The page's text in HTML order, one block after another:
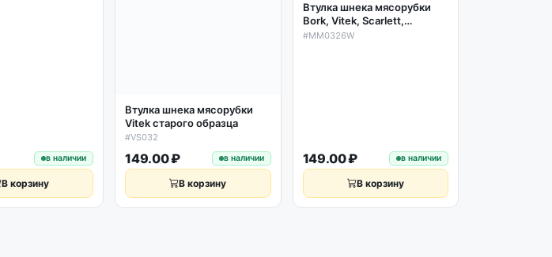
в наличии
В корзину
Втулка шнека мясорубки
Vitek старого образца
#VS032
149.00 ₽ в наличии
В корзину
Втулка шнека мясорубки
Bork, Vitek, Scarlett,
Redmond
#MM0326W
149.00 ₽ в наличии
В корзину